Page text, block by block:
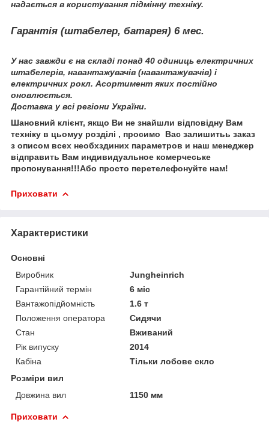
надається в користування підмінну техніку.
Гарантія (штабелер, батарея) 6 мeс.
У нас завжди є на складі понад 40 одиниць електричних
штабелерів, навантажувачів (навантажувачів) і
електричних рокл. Асортимент яких постійно
оновлюється.
Доставка у всі регіони України.
Шановний клієнт, якщо Ви не знайшли відповідну Вам
техніку в цьомуу розділі , просимо Вас залишитьь заказ
з описом всех необхздиних параметров и наш менеджер
відправить Вам индивидуальное комерчеське
пропонування!!!Або просто перетелефонуйте нам!
Приховати
Характеристики
Основні
Виробник
Jungheinrich
Гарантійний термін
6 міс
Вантажопідйомність
1.6 т
Положення оператора
Сидячи
Стан
Вживаний
Рік випуску
2014
Кабіна
Тільки лобове скло
Розміри вил
Довжина вил
1150 мм
Приховати